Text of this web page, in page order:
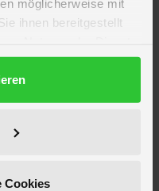
möglicherweise mit
ihnen bereitgestellt
Cookies
ca. 16,4 cm
ca. 3,4 cm
ca. 3,4 cm